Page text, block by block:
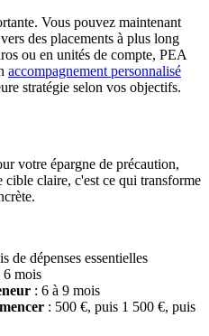
Vous pouvez maintenant
des placements à plus long
ou en unités de compte, PEA
accompagnement personnalisé
stratégie selon vos objectifs.
votre épargne de précaution,
claire, c'est ce qui transforme
de dépenses essentielles
6 mois
: 6 à 9 mois
: 500 €, puis 1 500 €, puis